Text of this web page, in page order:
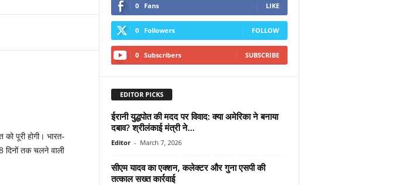
पूरी होगी। भारत-
दिनों तक चलने वाली
0 Fans LIKE
0 Followers FOLLOW
0 Subscribers SUBSCRIBE
EDITOR PICKS
ईरानी युद्धपोत की मदद पर विवाद: क्या अमेरिका ने बनाया
दबाव? श्रीलंकाई मंत्री ने...
Editor - March 7, 2026
सीएम यादव का एक्शन, कलेक्टर और गुना एसपी की
तत्काल सख्त कार्रवाई